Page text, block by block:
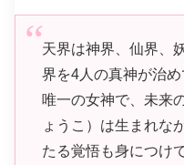
天界は神界、仙界、
界を4人の真神が治め
唯一の女神で、未来
ょうこ）は生まれな
たる覚悟も身につけ